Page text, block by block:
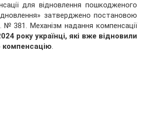
для відновлення пошкодженого
затверджено постановою
№ 381. Механізм надання компенсації
року українці, які вже відновили
.